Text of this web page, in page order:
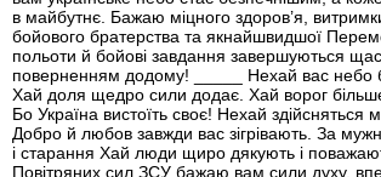
в майбутнє. Бажаю міцного здоров’я,
бойового братерства та якнайшвидшої
польоти й бойові завдання завершуються
поверненням додому! _____ Нехай вас небо
Хай доля щедро сили додає. Хай ворог
Бо Україна вистоїть своє! Нехай здійсняться
Добро й любов завжди вас зігрівають. За
і старання Хай люди щиро дякують і
Повітряних сил ЗСУ бажаю вам сили духу,